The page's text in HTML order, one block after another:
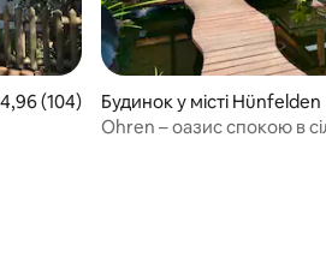
оцінка: 4,96 з 5, відгуки: 104
4,96 (104)
Будинок у місті Hünfelden
Ohren – оазис спокою в